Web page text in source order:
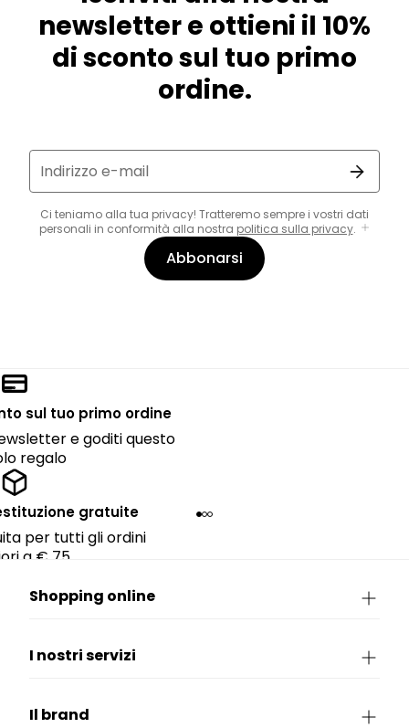
newsletter e ottieni il 10%
di sconto sul tuo primo
ordine.
Indirizzo e-mail
Ci teniamo alla tua privacy! Tratteremo sempre i vostri dati
personali in conformità alla nostra politica sulla privacy.
Abbonarsi
sul tuo primo ordine
e goditi questo
regalo
gratuite
per tutti gli ordini
a € 75.
Shopping online
I nostri servizi
Il brand